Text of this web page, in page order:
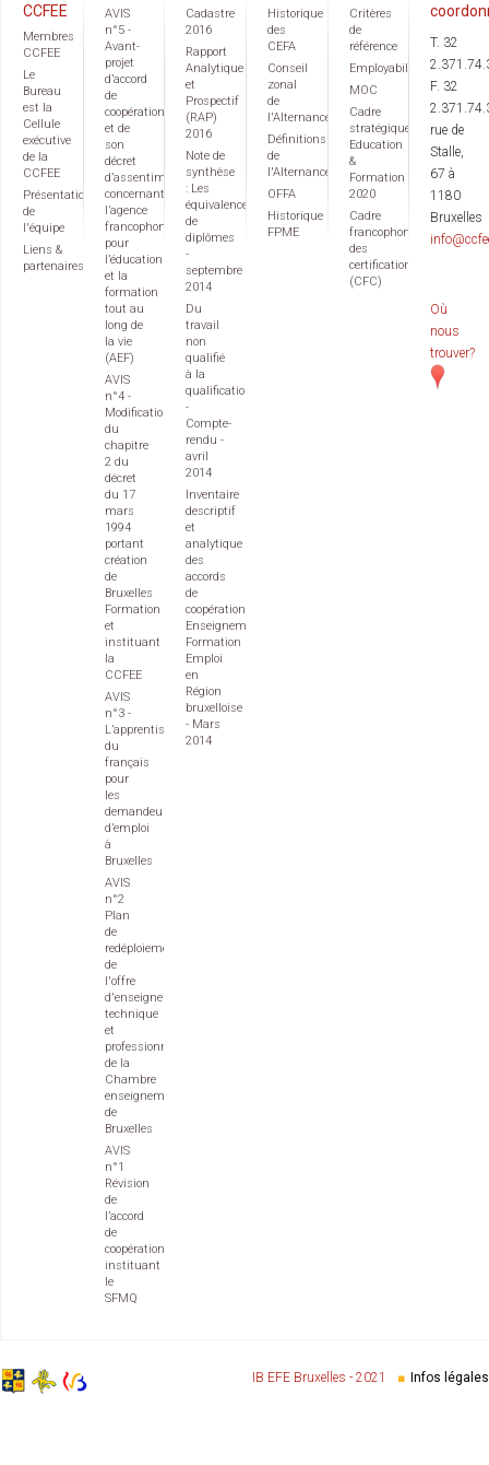
CCFEE
Membres
CCFEE
Le
Bureau
est la
Cellule
exécutive
de la
CCFEE
Présentation
de
l'équipe
Liens &
partenaires
AVIS
n°5 -
Avant-
projet
d’accord
de
coopération
et de
son
décret
d’assentiment
concernant
l’agence
francophone
pour
l’éducation
et la
formation
tout au
long de
la vie
(AEF)
AVIS
n°4 -
Modification
du
chapitre
2 du
décret
du 17
mars
1994
portant
création
de
Bruxelles
Formation
et
instituant
la
CCFEE
AVIS
n°3 -
L’apprentissage
du
français
pour
les
demandeurs
d’emploi
à
Bruxelles
AVIS
n°2
Plan
de
redéploiement
de
l'offre
d'enseignement
technique
et
professionnel
de la
Chambre
enseignement
de
Bruxelles
AVIS
n°1
Révision
de
l’accord
de
coopération
instituant
le
SFMQ
Cadastre
2016
Rapport
Analytique
et
Prospectif
(RAP)
2016
Note de
synthèse
: Les
équivalences
de
diplômes
-
septembre
2014
Du
travail
non
qualifié
à la
qualification
-
Compte-
rendu -
avril
2014
Inventaire
descriptif
et
analytique
des
accords
de
coopération
Enseignement
Formation
Emploi
en
Région
bruxelloise
- Mars
2014
Historique
des
CEFA
Conseil
zonal
de
l'Alternance
Définitions
de
l'Alternance
OFFA
Historique
FPME
Critères
de
référence
Employabilité
MOC
Cadre
stratégique
Education
&
Formation
2020
Cadre
francophone
des
certifications
(CFC)
T. 32
F. 32
rue de
Stalle,
67 à
1180
Bruxelles
Où
nous
trouver?
IB EFE Bruxelles - 2021 Infos légales